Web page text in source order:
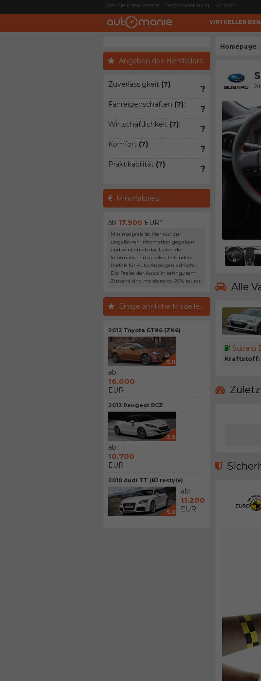
Über die Internetseite Rechtsbelehrung Kontakt
VIRTUELLER
Angaben des Herstellers
Zuverlässigkeit (?): ?
Fahreigenschaften (?): ?
Wirtschaftlichkeit (?): ?
Komfort (?): ?
Praktikabilität (?): ?
Minimalpreis
ab 17.900 EUR*
Minimalpreis ist hier nur zur
ungefähren Information gegeben
und wird durch das Laden der
Informationen aus den leitenden
Portals für Auto-Anzeigen erfrischt.
Die Preise der Autos in sehr gutem
Zustand sind meistens ca. 20% teurer.
Einige ähnliche Modelle...
2012 Toyota GT86 (ZN6)
5.0
ab:
16.000
EUR
2013 Peugeot RCZ
3.9
ab:
10.700
EUR
2010 Audi TT (8J restyle)
5.0
ab:
11.200
EUR
Homepage /
Alle
Subaru
Kraftstoff: